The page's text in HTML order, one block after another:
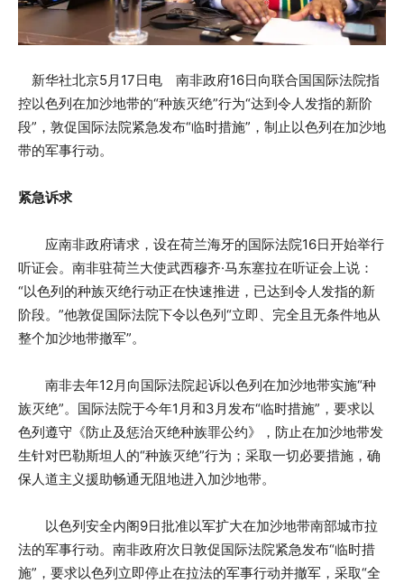
新华社北京5月17日电 南非政府16日向联合国国际法院指
控以色列在加沙地带的“种族灭绝”行为“达到令人发指的新阶
段”，敦促国际法院紧急发布“临时措施”，制止以色列在加沙地
带的军事行动。
紧急诉求
应南非政府请求，设在荷兰海牙的国际法院16日开始举行
听证会。南非驻荷兰大使武西穆齐·马东塞拉在听证会上说：
“以色列的种族灭绝行动正在快速推进，已达到令人发指的新
阶段。”他敦促国际法院下令以色列“立即、完全且无条件地从
整个加沙地带撤军”。
南非去年12月向国际法院起诉以色列在加沙地带实施“种
族灭绝”。国际法院于今年1月和3月发布“临时措施”，要求以
色列遵守《防止及惩治灭绝种族罪公约》，防止在加沙地带发
生针对巴勒斯坦人的“种族灭绝”行为；采取一切必要措施，确
保人道主义援助畅通无阻地进入加沙地带。
以色列安全内阁9日批准以军扩大在加沙地带南部城市拉
法的军事行动。南非政府次日敦促国际法院紧急发布“临时措
施”，要求以色列立即停止在拉法的军事行动并撤军，采取“全